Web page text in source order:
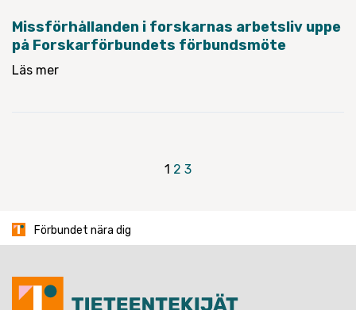
Missförhållanden i forskarnas arbetsliv uppe
på Forskarförbundets förbundsmöte
Läs mer
1 2 3
Förbundet nära dig